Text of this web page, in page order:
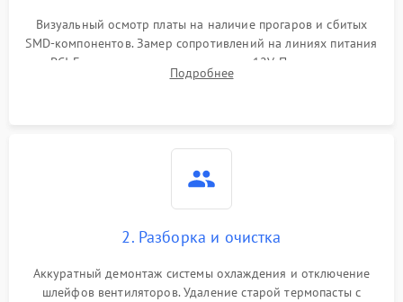
Визуальный осмотр платы на наличие прогаров и сбитых
SMD-компонентов. Замер сопротивлений на линиях питания
PCI-E и дополнительных разъемах 12V. Проверка на
короткое замыкание основных дросселей питания GPU и
Подробнее
2. Разборка и очистка
Аккуратный демонтаж системы охлаждения и отключение
шлейфов вентиляторов. Удаление старой термопасты с